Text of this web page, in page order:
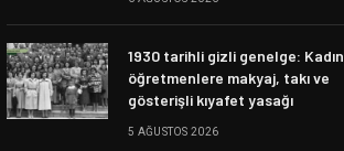
1930 tarihli gizli genelge: Kadın
öğretmenlere makyaj, takı ve
gösterişli kıyafet yasağı
5 AĞUSTOS 2026